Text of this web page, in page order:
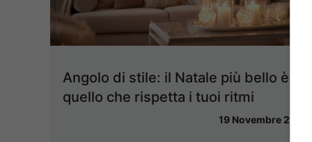
Angolo di stile: il Natale più bello è
quello che rispetta i tuoi ritmi
19 Novembre 2025